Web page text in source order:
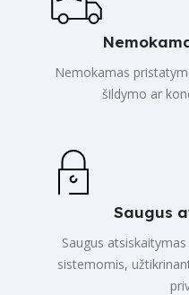
Nemokamas
šildymo ar
Saugus
Saugus
sistemomis,